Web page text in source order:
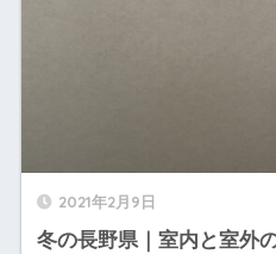
2021年2月9日
冬の長野県｜室内と室外